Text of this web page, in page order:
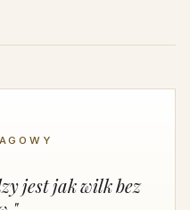
jest jak wilk bez